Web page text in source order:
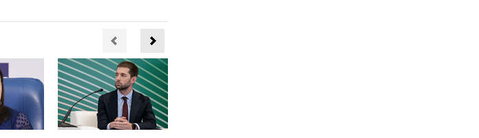
Зеленский 8 августа
официальным визитом
19:58
В Госдуму будет внесен
законопроект об отмене ЕГЭ
19:50
Аэропорты Сочи и
Ярославля приостановили